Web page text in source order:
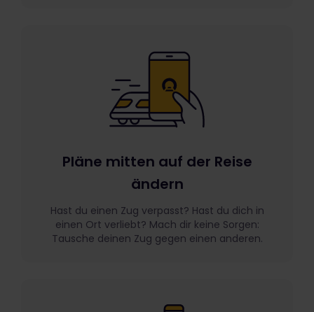
Pläne mitten auf der Reise
ändern
Hast du einen Zug verpasst? Hast du dich in
einen Ort verliebt? Mach dir keine Sorgen:
Tausche deinen Zug gegen einen anderen.